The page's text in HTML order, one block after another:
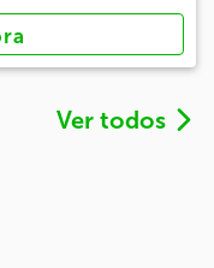
Ver todos